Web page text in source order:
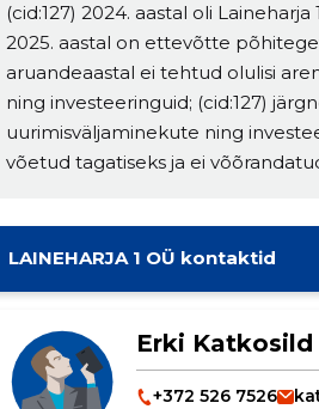
(cid:127) 2024. aastal oli
2025. aastal on ettevõtte
aruandeaastal ei tehtud olulisi
ning investeeringuid; (cid:127)
uurimisväljaminekute ning
võetud tagatiseks ja ei
LAINEHARJA 1 OÜ kontaktid
Erki Katkosild
+372 526 7526